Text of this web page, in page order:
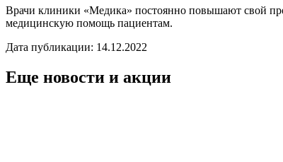
Врачи клиники «Медика» постоянно повышают свой
медицинскую помощь пациентам.
Дата публикации: 14.12.2022
Еще новости и акции